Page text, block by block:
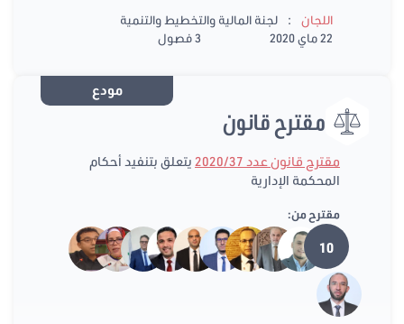
اللجان :
لجنة المالية والتخطيط والتنمية
22 ماي 2020
3 فصول
مودع
مقترح قانون
مقترح قانون عدد 2020/37
يتعلق بتنفيد أحكام
المحكمة الإدارية
مقترح من:
10